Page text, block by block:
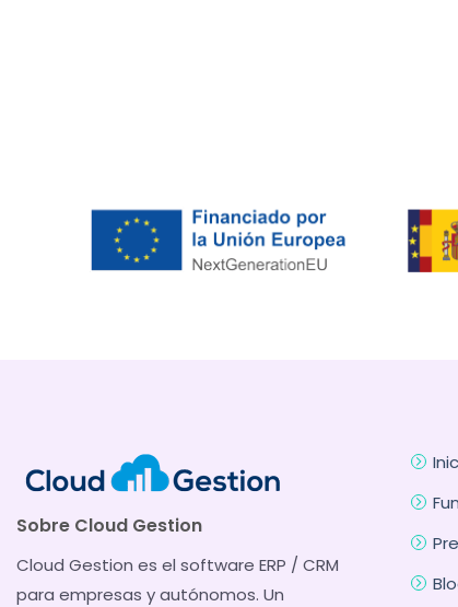
Sobre Cloud Gestion
Cloud Gestion es el software ERP / CRM
para empresas y autónomos. Un